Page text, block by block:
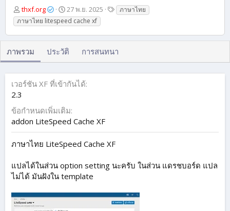
ผู้
เ
ขี
ย
thxf.org
วั
น
ที่
ส
ร้
า
ง
27 พ.ย. 2025
แ ภาษาไทย
ภาษาไทย litespeed cache xf
ภาพรวม ประวัติ การสนทนา
เวอร์ชัน XF ที่เข้ากันได้
2.3
ข้อกำหนดเพิ่มเติม
addon LiteSpeed Cache XF
ภาษาไทย LiteSpeed Cache XF
แปลได้ในส่วน option setting นะครับ ในส่วน แดรชบอร์ด แปล
ไม่ได้ มันฝังใน template